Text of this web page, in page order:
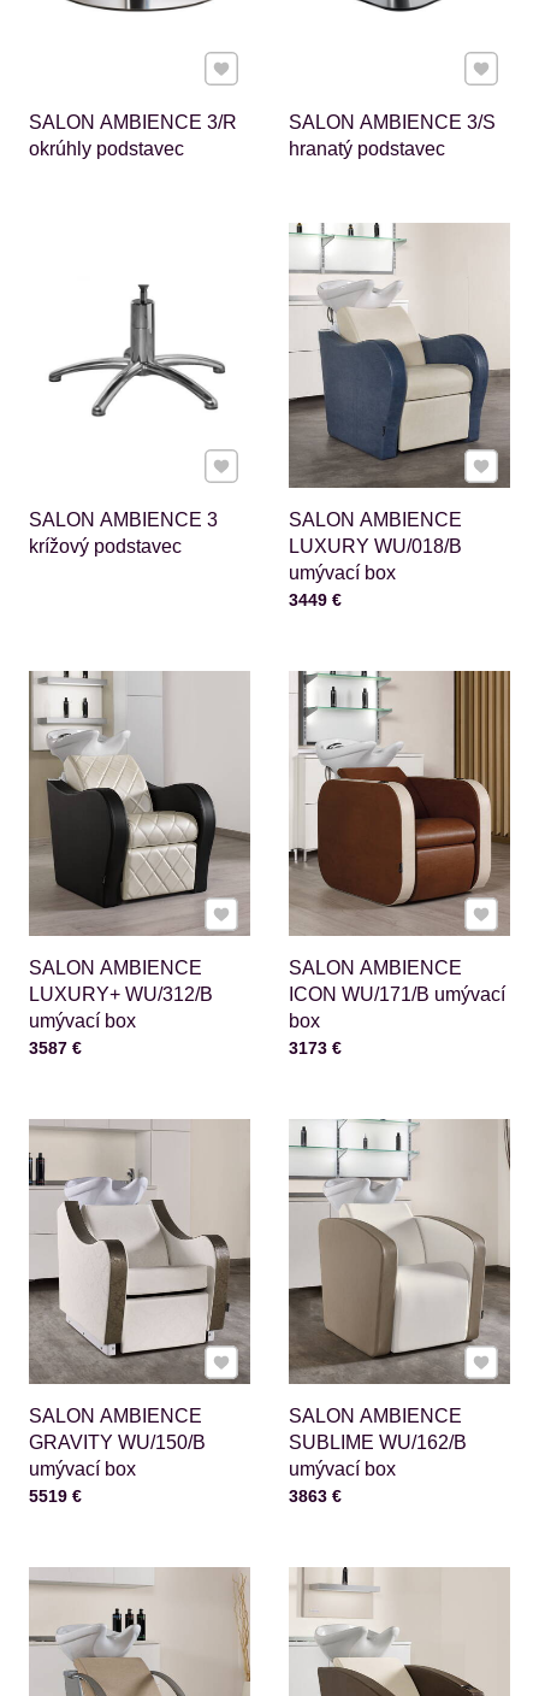
SALON AMBIENCE 3/R
okrúhly podstavec
Pridať k Obľúbeným
SALON AMBIENCE 3/S
hranatý podstavec
Pridať
SALON AMBIENCE 3
krížový podstavec
Pridať k Obľúbeným
SALON AMBIENCE
LUXURY WU/018/B
umývací box
Cena s DPH
3449 €
Pridať
SALON AMBIENCE
LUXURY+ WU/312/B
umývací box
Cena s DPH
3587 €
Pridať k Obľúbeným
SALON AMBIENCE
ICON WU/171/B umývací
box
Cena s DPH
3173 €
Pridať
SALON AMBIENCE
GRAVITY WU/150/B
umývací box
Cena s DPH
5519 €
Pridať k Obľúbeným
SALON AMBIENCE
SUBLIME WU/162/B
umývací box
Cena s DPH
3863 €
Pridať k